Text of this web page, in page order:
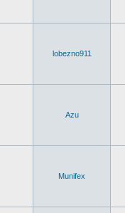
lobezno911
Azu
Munifex